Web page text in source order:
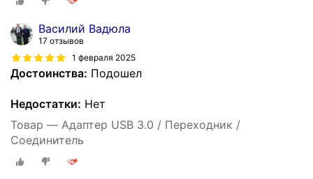
Василий Вадюла
17 отзывов
1 февраля 2025
Достоинства: Подошел
Недостатки: Нет
Товар — Адаптер USB 3.0 / Переходник /
Соединитель